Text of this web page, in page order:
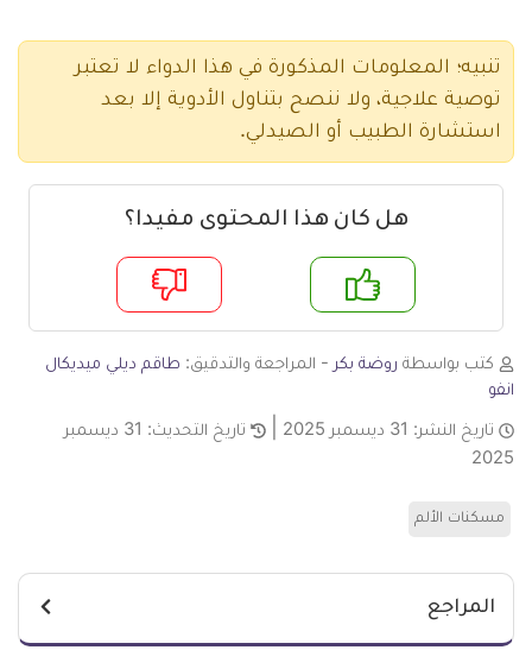
تنبيه؛ المعلومات المذكورة في هذا الدواء لا تعتبر
توصية علاجية، ولا ننصح بتناول الأدوية إلا بعد
استشارة الطبيب أو الصيدلي.
هل كان هذا المحتوى مفيدا؟
لا
كتب بواسطة روضة بكر - المراجعة والتدقيق: طاقم ديلي ميديكال
انفو
تاريخ النشر: 31 ديسمبر 2025 تاريخ التحديث:
31 ديسمبر
2025
مسكنات الألم
المراجع